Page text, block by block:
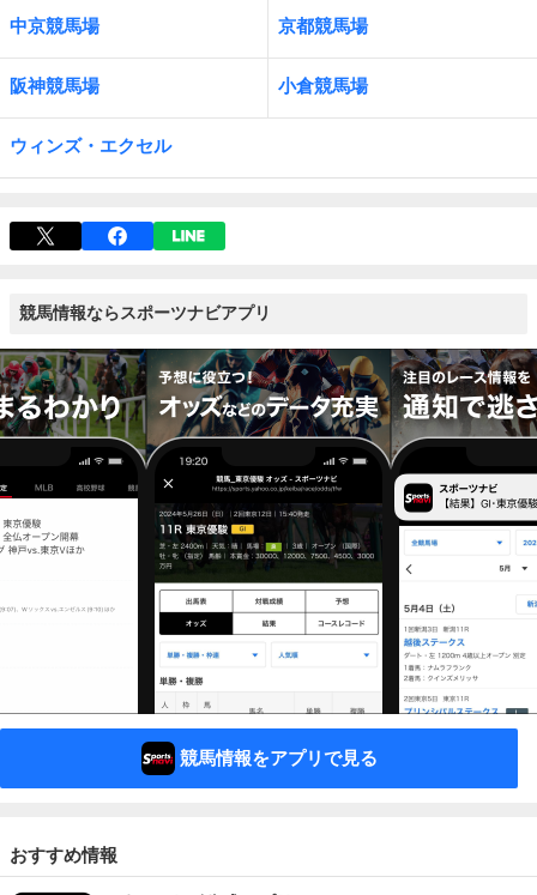
中京競馬場 京都競馬場
阪神競馬場 小倉競馬場
ウィンズ・エクセル
競馬情報ならスポーツナビアプリ
競馬情報をアプリで見る
おすすめ情報